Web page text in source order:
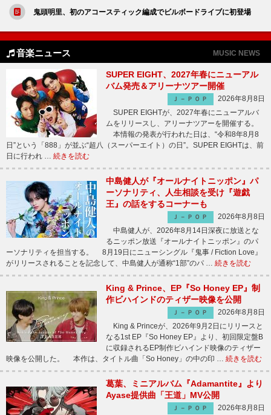
鬼頭明里、初のアコースティック編成でビルボードライブに初登場
音楽ニュース MUSIC NEWS
SUPER EIGHT、2027年春にニューアル
バム発売＆アリーナツアー開催
Ｊ－ＰＯＰ
2026年8月8日
SUPER EIGHTが、2027年春にニューアルバ
ムをリリースし、アリーナツアーを開催する。
本情報の発表が行われた日は、“令和8年8月8
日”という「888」が並ぶ“超八（スーパーエイト）の日”。SUPER EIGHTは、前
日に行われ … 続きを読む
中島健人が『オールナイトニッポン』パ
ーソナリティ、人生相談を受け『遊戯
王』の話をするコーナーも
Ｊ－ＰＯＰ
2026年8月8日
中島健人が、2026年8月14日深夜に放送とな
るニッポン放送『オールナイトニッポン』のパ
ーソナリティを担当する。 8月19日にニューシングル『鬼事 / Fiction Love』
がリリースされることを記念して、中島健人が通称“1部”のパ … 続きを読む
King & Prince、EP『So Honey EP』制
作ビハインドのティザー映像を公開
Ｊ－ＰＯＰ
2026年8月8日
King & Princeが、2026年9月2日にリリースと
なる1st EP『So Honey EP』より、初回限定盤B
に収録されるEP制作ビハインド映像のティザー
映像を公開した。 本作は、タイトル曲「So Honey」の中の印 … 続きを読む
葛葉、ミニアルバム『Adamantite』より
Ayase提供曲「王道」MV公開
Ｊ－ＰＯＰ
2026年8月8日